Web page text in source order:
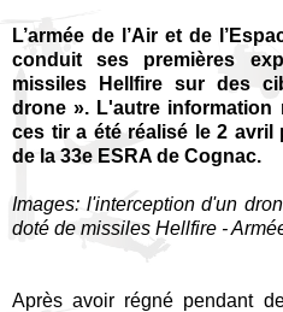
L’armée de l’Air et de
conduit ses premières
missiles Hellfire sur des
drone ». L'autre
ces tir a été réalisé le 2 avril
de la 33e ESRA de Cognac.
Images: l'interception d'un
doté de missiles Hellfire -
Après avoir régné pendant